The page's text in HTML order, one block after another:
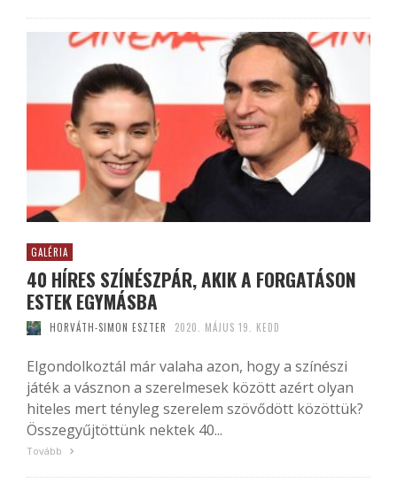
GALÉRIA
40 HÍRES SZÍNÉSZPÁR, AKIK A FORGATÁSON
ESTEK EGYMÁSBA
HORVÁTH-SIMON ESZTER 2020. MÁJUS 19. KEDD
Elgondolkoztál már valaha azon, hogy a színészi
játék a vásznon a szerelmesek között azért olyan
hiteles mert tényleg szerelem szövődött közöttük?
Összegyűjtöttünk nektek 40...
Tovább